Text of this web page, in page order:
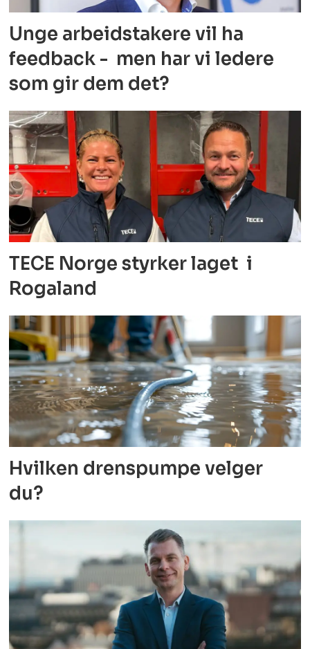
Unge arbeidstakere vil ha
feedback - men har vi ledere
som gir dem det?
TECE Norge styrker laget i
Rogaland
Hvilken drenspumpe velger
du?